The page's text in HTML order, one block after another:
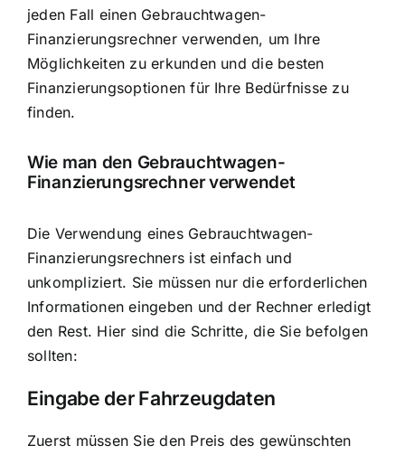
jeden Fall einen Gebrauchtwagen-
Finanzierungsrechner verwenden, um Ihre
Möglichkeiten zu erkunden und die besten
Finanzierungsoptionen für Ihre Bedürfnisse zu
finden.
Wie man den Gebrauchtwagen-
Finanzierungsrechner verwendet
Die Verwendung eines Gebrauchtwagen-
Finanzierungsrechners ist einfach und
unkompliziert. Sie müssen nur die erforderlichen
Informationen eingeben und der Rechner erledigt
den Rest. Hier sind die Schritte, die Sie befolgen
sollten:
Eingabe der Fahrzeugdaten
Zuerst müssen Sie den Preis des gewünschten